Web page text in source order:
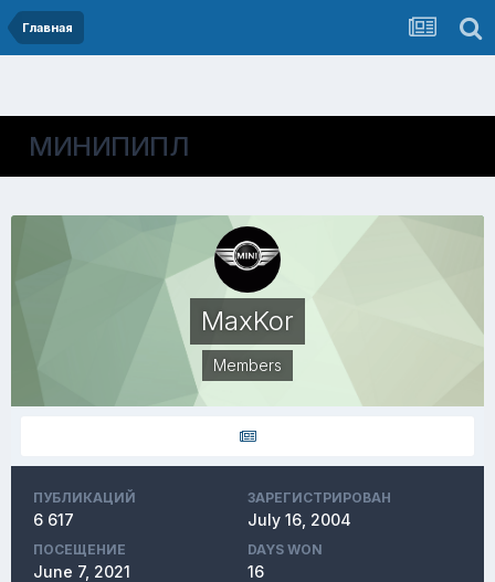
Главная
МИНИПИПЛ
MaxKor
Members
ПУБЛИКАЦИЙ
6 617
ЗАРЕГИСТРИРОВАН
July 16, 2004
ПОСЕЩЕНИЕ
June 7, 2021
DAYS WON
16